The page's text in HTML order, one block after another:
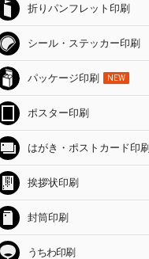
折りパンフレット印刷
シール・ステッカー印刷
パッケージ印刷 NEW
ポスター印刷
はがき・ポストカード印刷
挨拶状印刷
封筒印刷
うちわ印刷